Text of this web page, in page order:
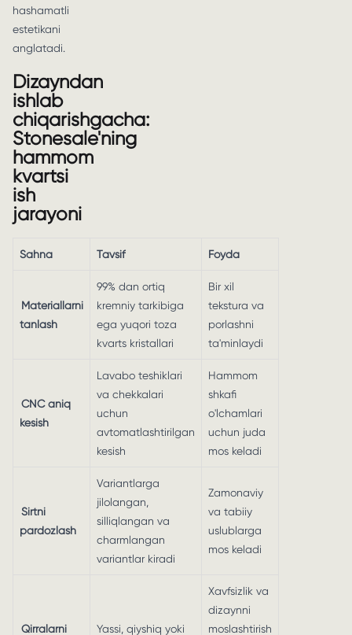
hashamatli
estetikani
anglatadi.
Dizayndan
ishlab
chiqarishgacha:
Stonesale'ning
hammom
kvartsi
ish
jarayoni
Sahna Tavsif Foyda
Materiallarni
tanlash
99% dan ortiq
kremniy tarkibiga
ega yuqori toza
kvarts kristallari
Bir xil
tekstura va
porlashni
ta'minlaydi
CNC aniq
kesish
Lavabo teshiklari
va chekkalari
uchun
avtomatlashtirilgan
kesish
Hammom
shkafi
o'lchamlari
uchun juda
mos keladi
Sirtni
pardozlash
Variantlarga
jilolangan,
silliqlangan va
charmlangan
variantlar kiradi
Zamonaviy
va tabiiy
uslublarga
mos keladi
Qirralarni Yassi, qiyshiq yoki
Xavfsizlik va
dizaynni
moslashtirish